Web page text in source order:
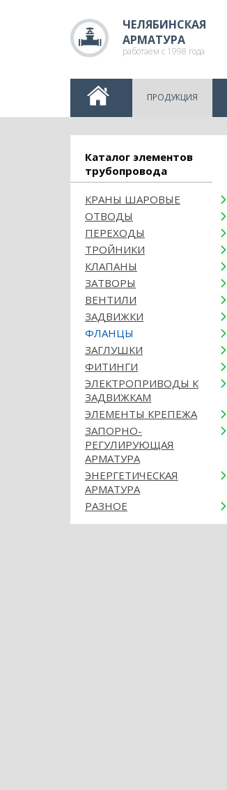
ЧЕЛЯБИНСКАЯ
АРМАТУРА
работаем с 1998 года
ПРОДУКЦИЯ
Каталог элементов
трубопровода
КРАНЫ ШАРОВЫЕ
ОТВОДЫ
ПЕРЕХОДЫ
ТРОЙНИКИ
КЛАПАНЫ
ЗАТВОРЫ
ВЕНТИЛИ
ЗАДВИЖКИ
ФЛАНЦЫ
ЗАГЛУШКИ
ФИТИНГИ
ЭЛЕКТРОПРИВОДЫ К
ЗАДВИЖКАМ
ЭЛЕМЕНТЫ КРЕПЕЖА
ЗАПОРНО-
РЕГУЛИРУЮЩАЯ
АРМАТУРА
ЭНЕРГЕТИЧЕСКАЯ
АРМАТУРА
РАЗНОЕ